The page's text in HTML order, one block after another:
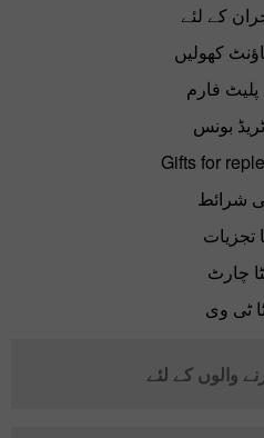
کے لئے
کھولیں
پلیٹ فارم
بونس
Gifts for
شرائط
تجزیات
چارٹ
ٹی وی
والوں کے لئے